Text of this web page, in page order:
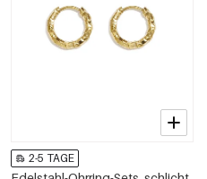
2-5 TAGE